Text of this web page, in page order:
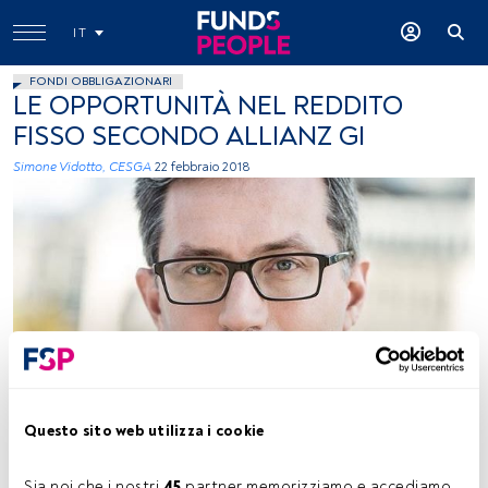
Questo sito web utilizza i cookie
IT
FONDI OBBLIGAZIONARI
LE OPPORTUNITÀ NEL REDDITO
FISSO SECONDO ALLIANZ GI
Simone Vidotto, CESGA 22 febbraio 2018
-